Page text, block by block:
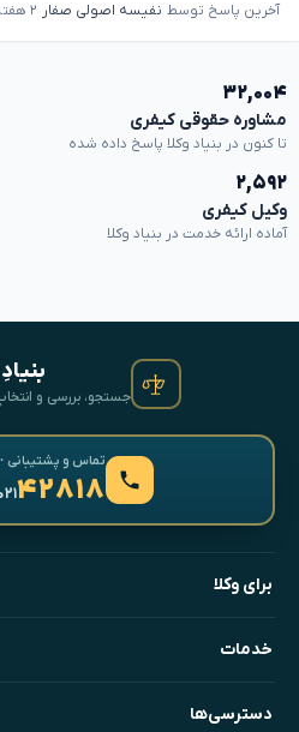
آخرین پاسخ توسط نفیسه اصولی صفار ۲ هفته پیش
۳۲,۰۰۴
مشاوره حقوقی کیفری
تا کنون در بنیاد وکلا پاسخ داده شده
۲,۵۹۲
وکیل کیفری
آماده ارائه خدمت در بنیاد وکلا
جستجو، بررسی و انتخابِ
تماس و پشتیبانی ·
۴۲۸۱۸-
برای وکلا
خدمات
دسترسی‌ها